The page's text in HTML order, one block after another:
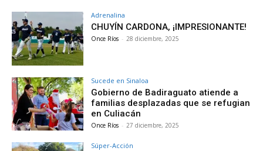
Adrenalina
CHUYÍN CARDONA, ¡IMPRESIONANTE!
Once Ríos - 28 diciembre, 2025
Sucede en Sinaloa
Gobierno de Badiraguato atiende a
familias desplazadas que se refugian
en Culiacán
Once Ríos - 27 diciembre, 2025
Súper-Acción